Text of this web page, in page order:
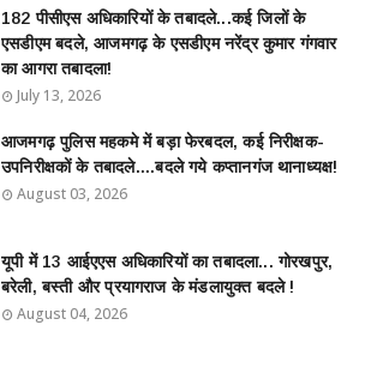
182 पीसीएस अधिकारियों के तबादले...कई जिलों के
एसडीएम बदले, आजमगढ़ के एसडीएम नरेंद्र कुमार गंगवार
का आगरा तबादला!
July 13, 2026
आजमगढ़ पुलिस महकमे में बड़ा फेरबदल, कई निरीक्षक-
उपनिरीक्षकों के तबादले....बदले गये कप्तानगंज थानाध्यक्ष!
August 03, 2026
यूपी में 13 आईएएस अधिकारियों का तबादला... गोरखपुर,
बरेली, बस्ती और प्रयागराज के मंडलायुक्त बदले !
August 04, 2026